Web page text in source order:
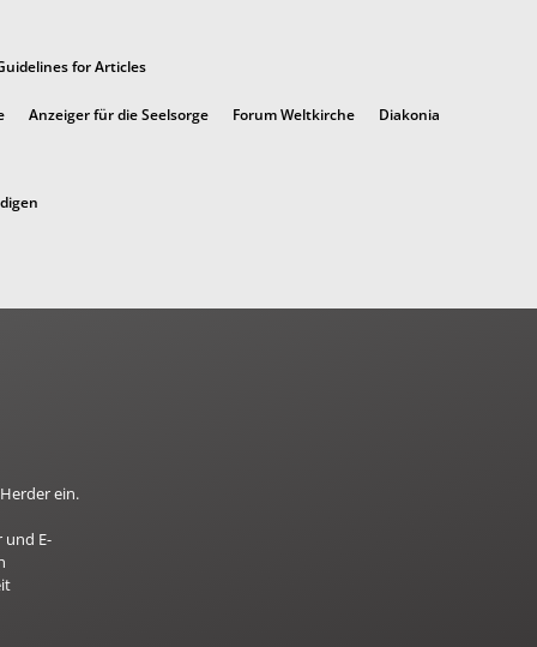
for Articles
Anzeiger für die Seelsorge Forum Weltkirche Diakonia
ein.
E-